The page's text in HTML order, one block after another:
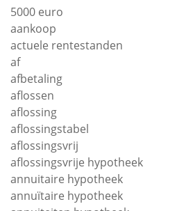
5000 euro
aankoop
actuele rentestanden
af
afbetaling
aflossen
aflossing
aflossingstabel
aflossingsvrij
aflossingsvrije hypotheek
annuitaire hypotheek
annuïtaire hypotheek